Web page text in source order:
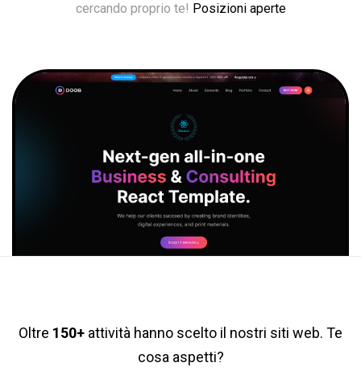
cercando proprio te! Posizioni aperte
Oltre 150+ attività hanno scelto il nostri siti web. Te
cosa aspetti?